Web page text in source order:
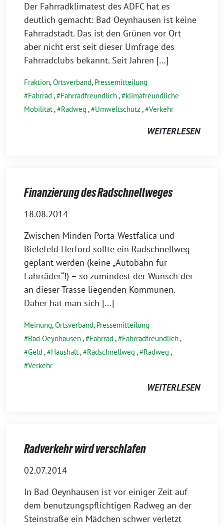
Der Fahrradklimatest des ADFC hat es
deutlich gemacht: Bad Oeynhausen ist keine
Fahrradstadt. Das ist den Grünen vor Ort
aber nicht erst seit dieser Umfrage des
Fahrradclubs bekannt. Seit Jahren […]
Fraktion,Ortsverband, Pressemitteilung
Fahrrad , Fahrradfreundlich,
klimafreundliche
Mobilität, Radweg , Umweltschutz , Verkehr
WEITERLESEN
Finanzierung des Radschnellweges
18.08.2014
Zwischen Minden Porta-Westfalica und
Bielefeld Herford sollte ein Radschnellweg
geplant werden (keine „Autobahn für
Fahrräder“!) – so zumindest der Wunsch der
an dieser Trasse liegenden Kommunen.
Daher hat man sich […]
Meinung,Ortsverband, Pressemitteilung
Bad Oeynhausen, Fahrrad , Fahrradfreundlich,
Geld , Haushalt, Radschnellweg , Radweg ,
Verkehr
WEITERLESEN
Radverkehr wird verschlafen
02.07.2014
In Bad Oeynhausen ist vor einiger Zeit auf
dem benutzungspflichtigen Radweg an der
Steinstraße ein Mädchen schwer verletzt